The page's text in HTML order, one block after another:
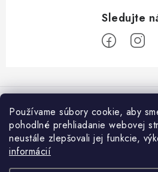
Používame súbory cookie, aby
pohodlné prehliadanie webovej
neustále zlepšovali jej funkcie,
informácií
á
O nás
Platba a dodanie
Otvaracie hodiny veľkosklad
Pondelok: 7:30 – 16:00
Utorok: 7:30 – 16:00